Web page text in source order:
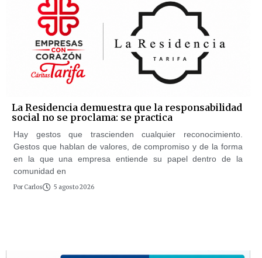
La Residencia demuestra que la responsabilidad
social no se proclama: se practica
Hay gestos que trascienden cualquier reconocimiento.
Gestos que hablan de valores, de compromiso y de la forma
en la que una empresa entiende su papel dentro de la
comunidad en
Por Carlos 5 agosto 2026